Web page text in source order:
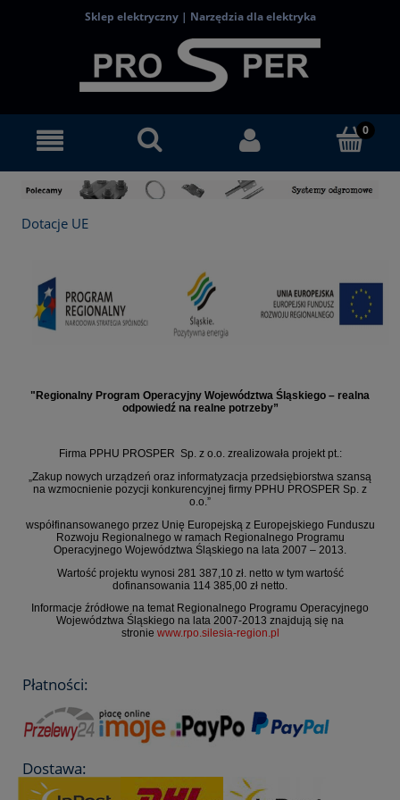
Sklep elektryczny | Narzędzia dla elektryka
Dotacje UE
"Regionalny Program Operacyjny Województwa Śląskiego – realna
odpowiedź na realne potrzeby”
Firma PPHU PROSPER Sp. z o.o. zrealizowała projekt pt.:
„Zakup nowych urządzeń oraz informatyzacja przedsiębiorstwa szansą
na wzmocnienie pozycji konkurencyjnej firmy PPHU PROSPER Sp. z
o.o.”
współfinansowanego przez Unię Europejską z Europejskiego Funduszu
Rozwoju Regionalnego w ramach Regionalnego Programu
Operacyjnego Województwa Śląskiego na lata 2007 – 2013.
Wartość projektu wynosi 281 387,10 zł. netto w tym wartość
dofinansowania 114 385,00 zł netto.
Informacje źródłowe na temat Regionalnego Programu Operacyjnego
Województwa Śląskiego na lata 2007-2013 znajdują się na
stronie www.rpo.silesia-region.pl
Płatności:
Dostawa: